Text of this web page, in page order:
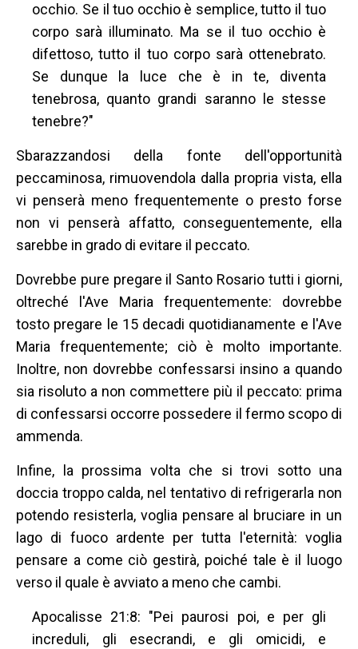
occhio. Se il tuo occhio è semplice, tutto il tuo
corpo sarà illuminato. Ma se il tuo occhio è
difettoso, tutto il tuo corpo sarà ottenebrato.
Se dunque la luce che è in te, diventa
tenebrosa, quanto grandi saranno le stesse
tenebre?"
Sbarazzandosi della fonte dell'opportunità
peccaminosa, rimuovendola dalla propria vista, ella
vi penserà meno frequentemente o presto forse
non vi penserà affatto, conseguentemente, ella
sarebbe in grado di evitare il peccato.
Dovrebbe pure pregare il Santo Rosario tutti i giorni,
oltreché l'Ave Maria frequentemente: dovrebbe
tosto pregare le 15 decadi quotidianamente e l'Ave
Maria frequentemente; ciò è molto importante.
Inoltre, non dovrebbe confessarsi insino a quando
sia risoluto a non commettere più il peccato: prima
di confessarsi occorre possedere il fermo scopo di
ammenda.
Infine, la prossima volta che si trovi sotto una
doccia troppo calda, nel tentativo di refrigerarla non
potendo resisterla, voglia pensare al bruciare in un
lago di fuoco ardente per tutta l'eternità: voglia
pensare a come ciò gestirà, poiché tale è il luogo
verso il quale è avviato a meno che cambi.
Apocalisse 21:8: "Pei paurosi poi, e per gli
increduli, gli esecrandi, e gli omicidi, e